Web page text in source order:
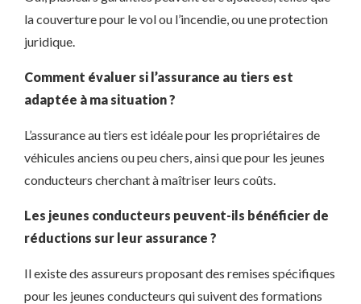
la couverture pour le vol ou l’incendie, ou une protection
juridique.
Comment évaluer si l’assurance au tiers est
adaptée à ma situation ?
L’assurance au tiers est idéale pour les propriétaires de
véhicules anciens ou peu chers, ainsi que pour les jeunes
conducteurs cherchant à maîtriser leurs coûts.
Les jeunes conducteurs peuvent-ils bénéficier de
réductions sur leur assurance ?
Il existe des assureurs proposant des remises spécifiques
pour les jeunes conducteurs qui suivent des formations